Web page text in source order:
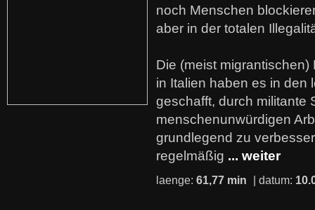
noch Menschen
aber in der totalen
Die (meist
in Italien haben es in den
geschafft, durch militante
menschenunwürdigen
grundlegend zu
regelmäßig ... weiter
laenge: 61,77 min | datum: